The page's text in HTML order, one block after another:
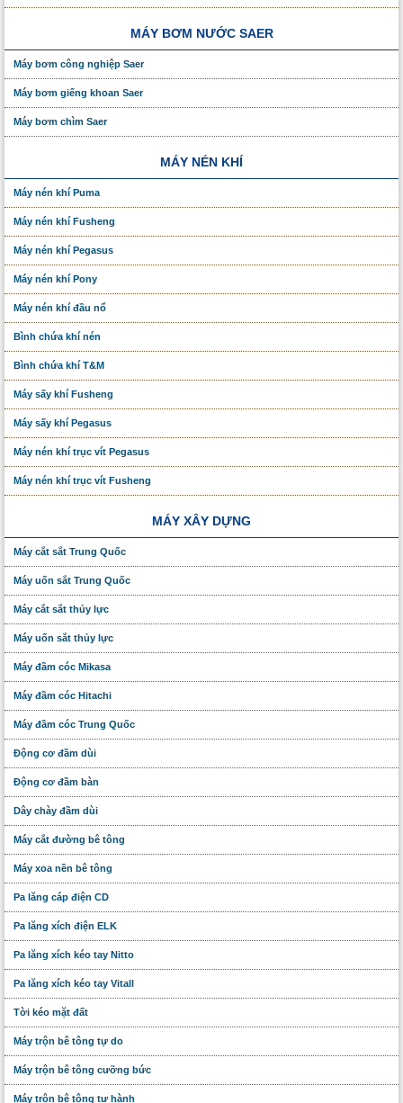
MÁY BƠM NƯỚC SAER
Máy bơm công nghiệp Saer
Máy bơm giếng khoan Saer
Máy bơm chìm Saer
MÁY NÉN KHÍ
Máy nén khí Puma
Máy nén khí Fusheng
Máy nén khí Pegasus
Máy nén khí Pony
Máy nén khí đầu nổ
Bình chứa khí nén
Bình chứa khí T&M
Máy sấy khí Fusheng
Máy sấy khí Pegasus
Máy nén khí trục vít Pegasus
Máy nén khí trục vít Fusheng
MÁY XÂY DỰNG
Máy cắt sắt Trung Quốc
Máy uốn sắt Trung Quốc
Máy cắt sắt thủy lực
Máy uốn sắt thủy lực
Máy đầm cóc Mikasa
Máy đầm cóc Hitachi
Máy đầm cóc Trung Quốc
Động cơ đầm dùi
Động cơ đầm bàn
Dây chày đầm dùi
Máy cắt đường bê tông
Máy xoa nền bê tông
Pa lăng cáp điện CD
Pa lăng xích điện ELK
Pa lăng xích kéo tay Nitto
Pa lăng xích kéo tay Vitall
Tời kéo mặt đất
Máy trộn bê tông tự do
Máy trộn bê tông cưỡng bức
Máy trộn bê tông tự hành